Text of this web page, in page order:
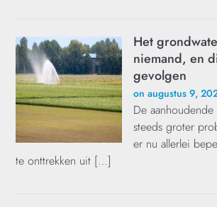
Het
niemand, en
gevolgen
on augustus 9,
De
steeds groter
er nu allerlei
te onttrekken uit […]